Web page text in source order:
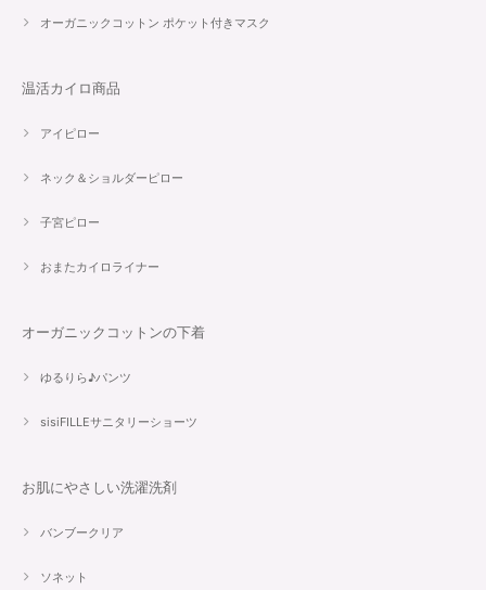
オーガニックコットン ポケット付きマスク
温活カイロ商品
アイピロー
ネック＆ショルダーピロー
子宮ピロー
おまたカイロライナー
オーガニックコットンの下着
ゆるりら♪パンツ
sisiFILLEサニタリーショーツ
お肌にやさしい洗濯洗剤
バンブークリア
ソネット